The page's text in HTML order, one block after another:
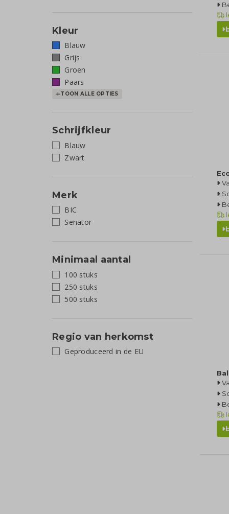
Kleur
Blauw
Grijs
Groen
Paars
TOON ALLE OPTIES
Schrijfkleur
Blauw
Zwart
Merk
BIC
Senator
Minimaal aantal
100 stuks
250 stuks
500 stuks
Regio van herkomst
Geproduceerd in de EU